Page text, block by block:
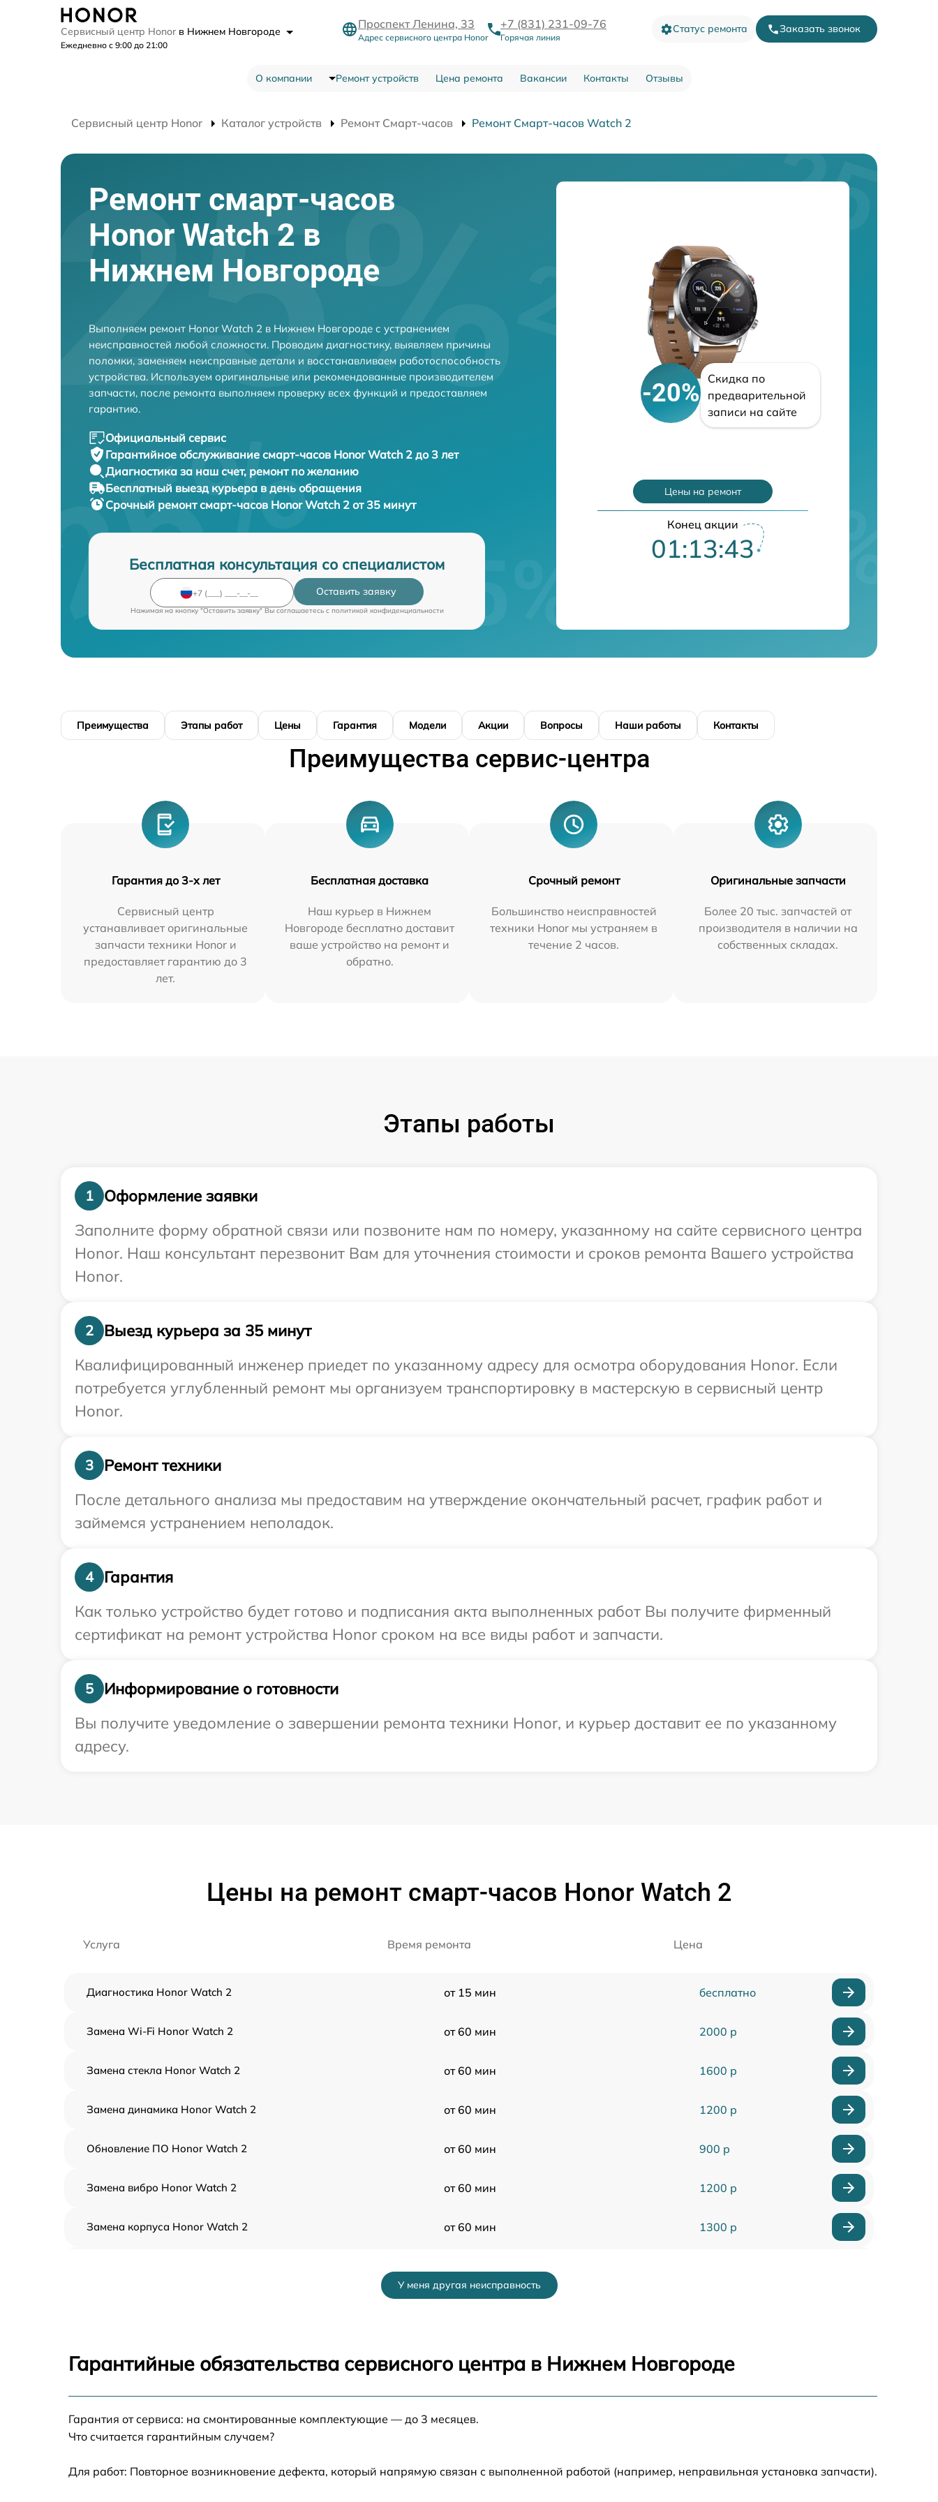
Сервисный центр Honor в Нижнем Новгороде
Ежедневно с 9:00 до 21:00
Проспект Ленина, 33
Адрес сервисного центра Honor
+7 (831) 231-09-76
Горячая линия
Статус ремонта Заказать звонок
О компании Ремонт устройств Цена ремонта Вакансии Контакты Отзывы
Сервисный центр Honor Каталог устройств Ремонт Смарт-часов Ремонт Смарт-часов Watch 2
Ремонт смарт-часов
Honor Watch 2 в
Нижнем Новгороде
Выполняем ремонт Honor Watch 2 в Нижнем Новгороде с устранением
неисправностей любой сложности. Проводим диагностику, выявляем причины
поломки, заменяем неисправные детали и восстанавливаем работоспособность
устройства. Используем оригинальные или рекомендованные производителем
запчасти, после ремонта выполняем проверку всех функций и предоставляем
гарантию.
Официальный сервис
Гарантийное обслуживание смарт-часов Honor Watch 2 до 3 лет
Диагностика за наш счет, ремонт по желанию
Бесплатный выезд курьера в день обращения
Срочный ремонтсмарт-часов Honor Watch 2 от 35 минут
Бесплатная консультация со специалистом
Оставить заявку
Нажимая на кнопку "Оставить заявку" Вы соглашаетесь c политикой конфиденциальности
-20%
Скидка по
предварительной
записи на сайте
Цены на ремонт
Конец акции
01:13:42
Преимущества Этапы работ Цены Гарантия Модели Акции Вопросы Наши работы Контакты
Преимущества сервис-центра
Гарантия до 3-х лет
Сервисный центр
устанавливает оригинальные
запчасти техники Honor и
предоставляет гарантию до 3
лет.
Бесплатная доставка
Наш курьер в Нижнем
Новгороде бесплатно доставит
ваше устройство на ремонт и
обратно.
Срочный ремонт
Большинство неисправностей
техники Honor мы устраняем в
течение 2 часов.
Оригинальные запчасти
Более 20 тыс. запчастей от
производителя в наличии на
собственных складах.
Этапы работы
1
Оформление заявки
Заполните форму обратной связи или позвоните нам по номеру, указанному на сайте сервисного центра
Honor. Наш консультант перезвонит Вам для уточнения стоимости и сроков ремонта Вашего устройства
Honor.
2
Выезд курьера за 35 минут
Квалифицированный инженер приедет по указанному адресу для осмотра оборудования Honor. Если
потребуется углубленный ремонт мы организуем транспортировку в мастерскую в сервисный центр
Honor.
3
Ремонт техники
После детального анализа мы предоставим на утверждение окончательный расчет, график работ и
займемся устранением неполадок.
4
Гарантия
Как только устройство будет готово и подписания акта выполненных работ Вы получите фирменный
сертификат на ремонт устройства Honor сроком на все виды работ и запчасти.
5
Информирование о готовности
Вы получите уведомление о завершении ремонта техники Honor, и курьер доставит ее по указанному
адресу.
Цены на ремонт смарт-часов Honor Watch 2
Услуга Время ремонта Цена
Диагностика Honor Watch 2 от 15 мин бесплатно
Замена Wi-Fi Honor Watch 2 от 60 мин 2000 р
Замена стекла Honor Watch 2 от 60 мин 1600 р
Замена динамика Honor Watch 2 от 60 мин 1200 р
Обновление ПО Honor Watch 2 от 60 мин 900 р
Замена вибро Honor Watch 2 от 60 мин 1200 р
Замена корпуса Honor Watch 2 от 60 мин 1300 р
Замена кнопки включения Honor Watch 2 от 60 мин
У меня другая неисправность
Гарантийные обязательства сервисного центра в Нижнем Новгороде
Гарантия от сервиса: на смонтированные комплектующие — до 3 месяцев.
Что считается гарантийным случаем?
Для работ: Повторное возникновение дефекта, который напрямую связан с выполненной работой (например, неправильная установка запчасти).